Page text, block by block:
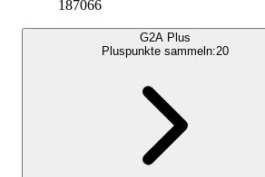
187066
G2A Plus
Pluspunkte sammeln:20